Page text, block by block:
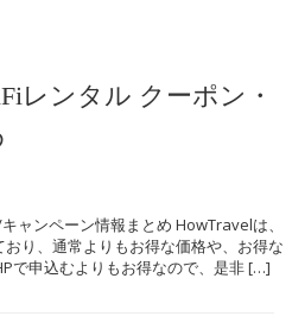
レンタル クーポン・
ャンペーン情報まとめ HowTravelは、
り、通常よりもお得な価格や、お得な
で申込むよりもお得なので、是非 […]